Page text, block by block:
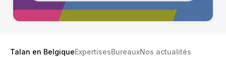
Talan en BelgiqueExpertisesBureauxNos actualités